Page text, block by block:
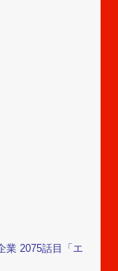
業 2075話目「エ